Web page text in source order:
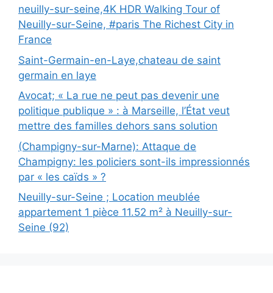
neuilly-sur-seine,4K HDR Walking Tour of
Neuilly-sur-Seine, #paris The Richest City in
France
Saint-Germain-en-Laye,chateau de saint
germain en laye
Avocat; « La rue ne peut pas devenir une
politique publique » : à Marseille, l’État veut
mettre des familles dehors sans solution
(Champigny-sur-Marne): Attaque de
Champigny: les policiers sont-ils impressionnés
par « les caïds » ?
Neuilly-sur-Seine ; Location meublée
appartement 1 pièce 11.52 m² à Neuilly-sur-
Seine (92)